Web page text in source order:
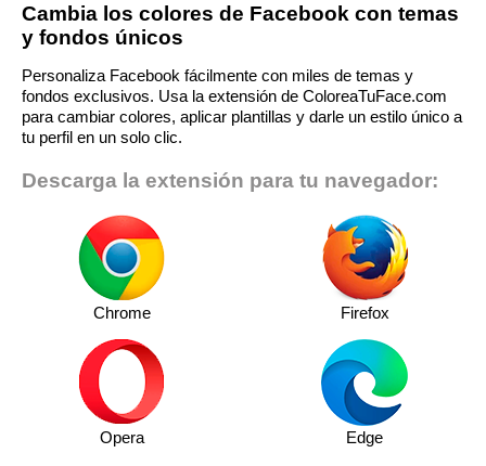
Cambia los colores de Facebook con temas
y fondos únicos
Personaliza Facebook fácilmente con miles de temas y
fondos exclusivos. Usa la extensión de ColoreaTuFace.com
para cambiar colores, aplicar plantillas y darle un estilo único a
tu perfil en un solo clic.
Descarga la extensión para tu navegador:
Chrome Firefox
Opera Edge